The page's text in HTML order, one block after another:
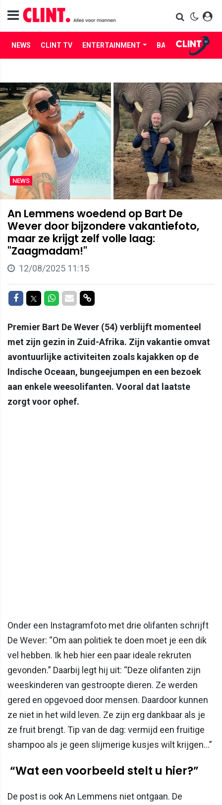
NEWS CLINT TV ENTERTAINMENT BABES LIFE
NEWS
An Lemmens woedend op Bart De
Wever door bijzondere vakantiefoto,
maar ze krijgt zelf volle laag:
"Zaagmadam!"
12/08/2025 11:15
Delen op Facebook
Delen op Twitter
Delen op Whatsapp
Delen via Mail
Delen via link
Premier Bart De Wever (54) verblijft momenteel
met zijn gezin in Zuid-Afrika. Zijn vakantie omvat
avontuurlijke activiteiten zoals kajakken op de
Indische Oceaan, bungeejumpen en een bezoek
aan enkele weesolifanten. Vooral dat laatste
zorgt voor ophef.
Onder een Instagramfoto met drie olifanten schrijft
De Wever: “Om aan politiek te doen moet je een dik
vel hebben. Ik heb hier een paar ideale rekruten
gevonden.” Daarbij legt hij uit: “Deze olifanten zijn
weeskinderen van gestroopte dieren. Ze werden
gered en opgevoed door mensen. Daardoor kunnen
ze niet in het wild leven. Ze zijn erg dankbaar als je
ze fruit brengt. Tip van de dag: vermijd een fruitige
shampoo als je geen slijmerige kusjes wilt krijgen…”
“Wat een voorbeeld stelt u hier?”
De post is ook An Lemmens niet ontgaan. De